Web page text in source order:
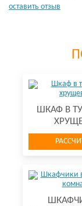
оставить отзыв
ШКАФ В